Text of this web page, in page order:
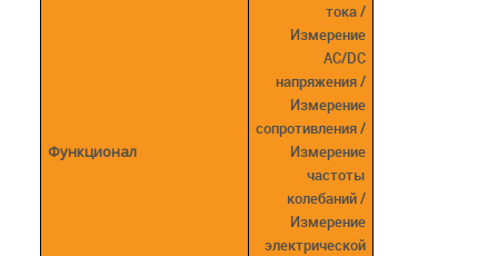
Функционал
тока /
Измерение
AC/DC
напряжения /
Измерение
сопротивления /
Измерение
частоты
колебаний /
Измерение
электрической